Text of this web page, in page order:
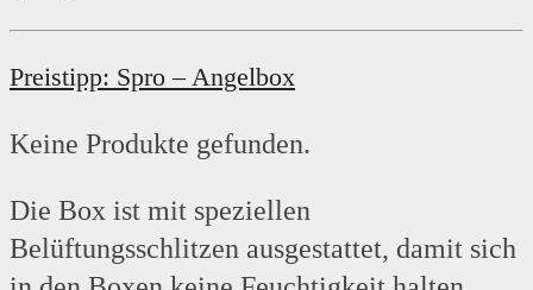
Preistipp: Spro – Angelbox
Keine Produkte gefunden.
Die Box ist mit speziellen
Belüftungsschlitzen ausgestattet, damit sich